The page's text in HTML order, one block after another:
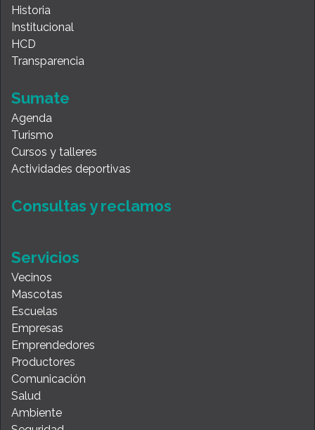
Historia
Institucional
HCD
Transparencia
Sumate
Agenda
Turismo
Cursos y talleres
Actividades deportivas
Consultas y reclamos
Servicios
Vecinos
Mascotas
Escuelas
Empresas
Emprendedores
Productores
Comunicación
Salud
Ambiente